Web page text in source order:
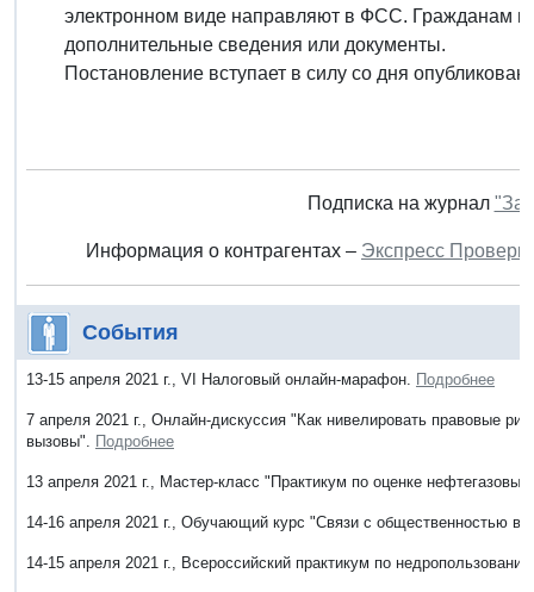
электронном виде направляют в ФСС. Гражданам
дополнительные сведения или документы.
Постановление вступает в силу со дня
Подписка на журнал
Информация о контрагентах – Экспресс
События
13-15 апреля 2021 г., VI Налоговый онлайн-марафон. Подробнее
7 апреля 2021 г., Онлайн-дискуссия "Как нивелировать правовые
вызовы". Подробнее
13 апреля 2021 г., Мастер-класс "Практикум по оценке
14-16 апреля 2021 г., Обучающий курс "Связи с общественностью в
14-15 апреля 2021 г., Всероссийский практикум по